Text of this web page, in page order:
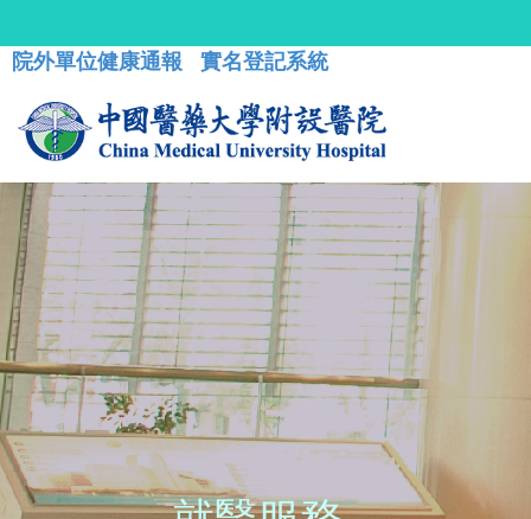
院外單位健康通報 實名登記系統